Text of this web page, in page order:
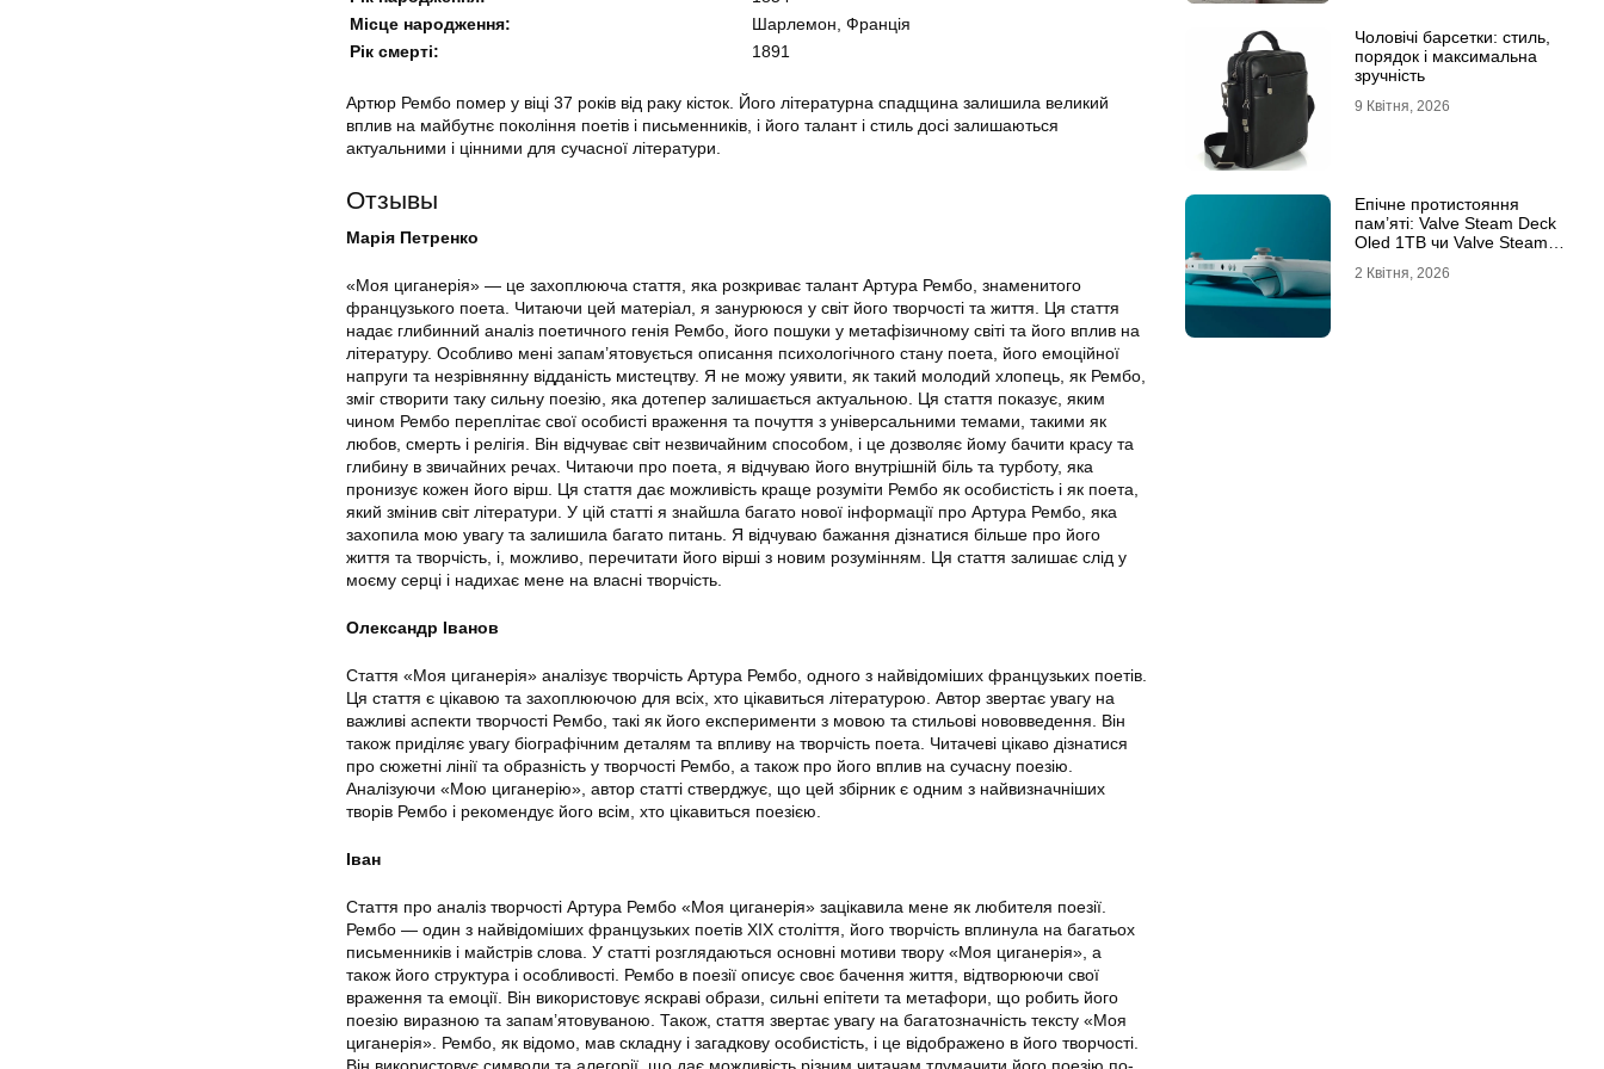
Місце народження:
Шарлемон, Франція
Рік смерті:
1891
Артюр Рембо помер у віці 37 років від раку кісток. Його літературна спадщина залишила великий
вплив на майбутнє покоління поетів і письменників, і його талант і стиль досі залишаються
актуальними і цінними для сучасної літератури.
Отзывы
Марія Петренко
«Моя циганерія» — це захоплююча стаття, яка розкриває талант Артура Рембо, знаменитого
французького поета. Читаючи цей матеріал, я занурююся у світ його творчості та життя. Ця стаття
надає глибинний аналіз поетичного генія Рембо, його пошуки у метафізичному світі та його вплив на
літературу. Особливо мені запам’ятовується описання психологічного стану поета, його емоційної
напруги та незрівнянну відданість мистецтву. Я не можу уявити, як такий молодий хлопець, як Рембо,
зміг створити таку сильну поезію, яка дотепер залишається актуальною. Ця стаття показує, яким
чином Рембо переплітає свої особисті враження та почуття з універсальними темами, такими як
любов, смерть і релігія. Він відчуває світ незвичайним способом, і це дозволяє йому бачити красу та
глибину в звичайних речах. Читаючи про поета, я відчуваю його внутрішній біль та турботу, яка
пронизує кожен його вірш. Ця стаття дає можливість краще розуміти Рембо як особистість і як поета,
який змінив світ літератури. У цій статті я знайшла багато нової інформації про Артура Рембо, яка
захопила мою увагу та залишила багато питань. Я відчуваю бажання дізнатися більше про його
життя та творчість, і, можливо, перечитати його вірші з новим розумінням. Ця стаття залишає слід у
моєму серці і надихає мене на власні творчість.
Олександр Іванов
Стаття «Моя циганерія» аналізує творчість Артура Рембо, одного з найвідоміших французьких поетів.
Ця стаття є цікавою та захоплюючою для всіх, хто цікавиться літературою. Автор звертає увагу на
важливі аспекти творчості Рембо, такі як його експерименти з мовою та стильові нововведення. Він
також приділяє увагу біографічним деталям та впливу на творчість поета. Читачеві цікаво дізнатися
про сюжетні лінії та образність у творчості Рембо, а також про його вплив на сучасну поезію.
Аналізуючи «Мою циганерію», автор статті стверджує, що цей збірник є одним з найвизначніших
творів Рембо і рекомендує його всім, хто цікавиться поезією.
Іван
Стаття про аналіз творчості Артура Рембо «Моя циганерія» зацікавила мене як любителя поезії.
Рембо — один з найвідоміших французьких поетів XIX століття, його творчість вплинула на багатьох
письменників і майстрів слова. У статті розглядаються основні мотиви твору «Моя циганерія», а
також його структура і особливості. Рембо в поезії описує своє бачення життя, відтворюючи свої
враження та емоції. Він використовує яскраві образи, сильні епітети та метафори, що робить його
поезію виразною та запам’ятовуваною. Також, стаття звертає увагу на багатозначність тексту «Моя
циганерія». Рембо, як відомо, мав складну і загадкову особистість, і це відображено в його творчості.
Він використовує символи та алегорії, що дає можливість різним читачам тлумачити його поезію по-
Чоловічі барсетки: стиль,
порядок і максимальна
зручність
9 Квітня, 2026
Епічне протистояння
пам’яті: Valve Steam Deck
Oled 1TB чи Valve Steam
2 Квітня, 2026